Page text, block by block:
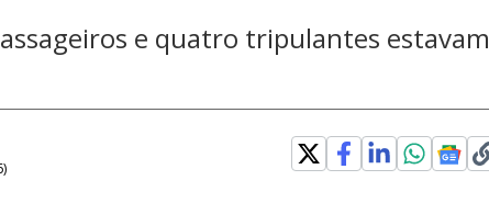
e quatro tripulantes estavam
)